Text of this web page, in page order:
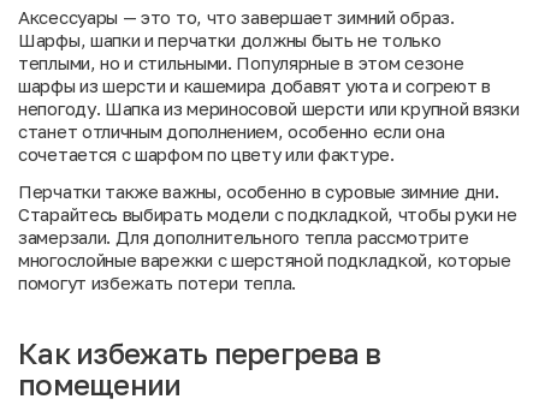
Аксессуары — это то, что завершает зимний образ.
Шарфы, шапки и перчатки должны быть не только
теплыми, но и стильными. Популярные в этом сезоне
шарфы из шерсти и кашемира добавят уюта и согреют в
непогоду. Шапка из мериносовой шерсти или крупной вязки
станет отличным дополнением, особенно если она
сочетается с шарфом по цвету или фактуре.
Перчатки также важны, особенно в суровые зимние дни.
Старайтесь выбирать модели с подкладкой, чтобы руки не
замерзали. Для дополнительного тепла рассмотрите
многослойные варежки с шерстяной подкладкой, которые
помогут избежать потери тепла.
Как избежать перегрева в
помещении